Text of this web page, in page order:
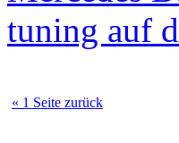
tuning auf
« 1 Seite zurück